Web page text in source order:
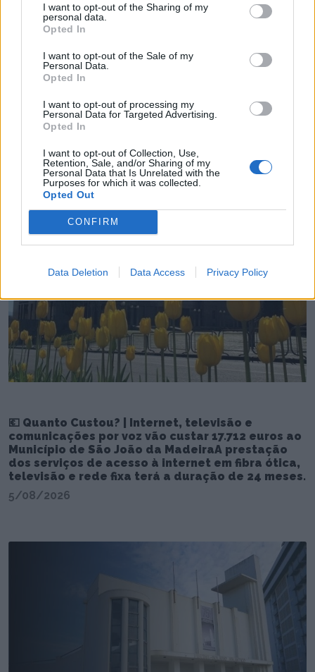
I want to opt-out of the Sharing of my
personal data.
Opted In
I want to opt-out of the Sale of my
Personal Data.
Opted In
I want to opt-out of processing my
Personal Data for Targeted Advertising.
Opted In
I want to opt-out of Collection, Use,
Retention, Sale, and/or Sharing of my
Personal Data that Is Unrelated with the
Purposes for which it was collected.
Opted Out
CONFIRM
Data Deletion Data Access Privacy Policy
Receita anual de € 24 mil da Torre da Oliva
provisória
5/08/2026
💶 Quanto Custou? | Internet, televisão e
comunicações por voz vão custar 17.712 euros ao
Município de São João da MadeiraA prestação
dos serviços de acesso à internet em fibra ótica,
televisão e rede fixa terá a duração de 24 meses.
5/08/2026